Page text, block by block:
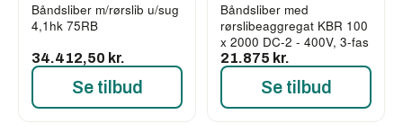
Båndsliber m/rørslib u/sug
4,1hk 75RB
34.412,50 kr.
Se tilbud
Båndsliber med
rørslibeaggregat KBR 100
x 2000 DC-2 - 400V, 3-fas
21.875 kr.
Se tilbud